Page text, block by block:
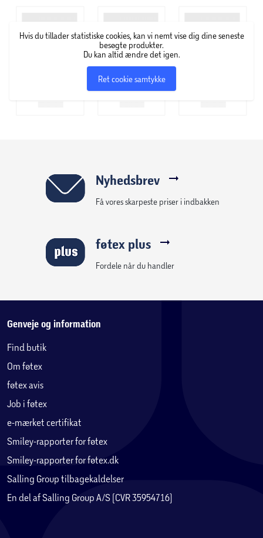
køretøjet rundt på gården, læsse dyr op og sikre deres
Sættet fuldender fire træhegn og en halmballe, så børn
kan skabe deres egne fordybende bondegårdsmiljøer. De
Hvis du tillader statistiske cookies, kan vi nemt vise dig dine seneste
besøgte produkter.
Du kan altid ændre det igen.
Ret cookie samtykke
Nyhedsbrev
Få vores skarpeste priser i indbakken
føtex plus
Fordele når du handler
Genveje og information
Find butik
Om føtex
føtex avis
Job i føtex
e-mærket certifikat
Smiley-rapporter for føtex
Smiley-rapporter for føtex.dk
Salling Group tilbagekaldelser
En del af Salling Group A/S (CVR 35954716)